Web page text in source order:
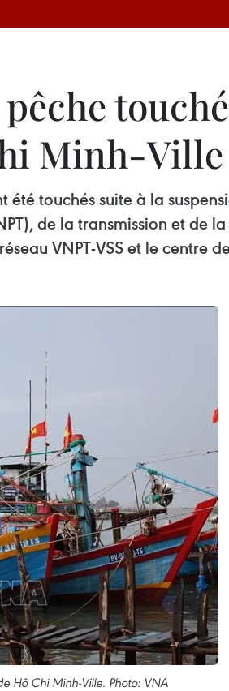
Minh-Ville
touchés suite à la
de la transmission et de
VNPT-VSS et le centre
Hô Chi Minh-Ville. Photo: VNA